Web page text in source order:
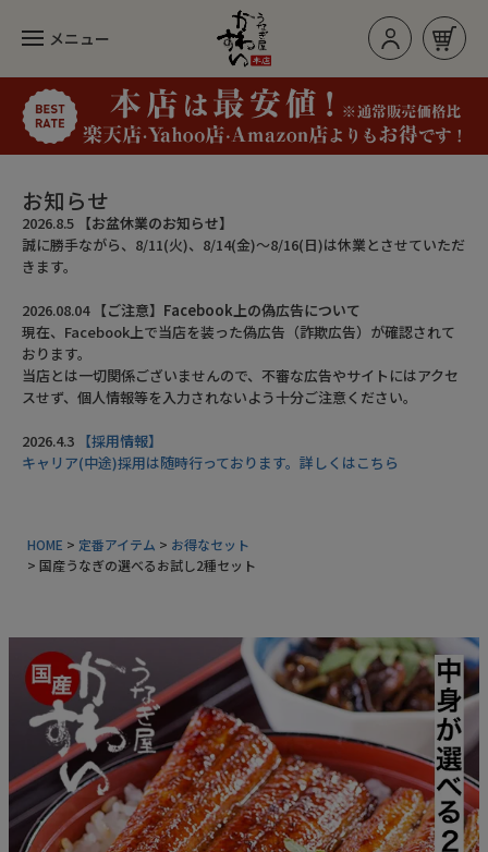
メニュー
お知らせ
2026.8.5 【お盆休業のお知らせ】
誠に勝手ながら、8/11(火)、8/14(金)～8/16(日)は休業とさせていただ
きます。
2026.08.04 【ご注意】Facebook上の偽広告について
現在、Facebook上で当店を装った偽広告（詐欺広告）が確認されて
おります。
当店とは一切関係ございませんので、不審な広告やサイトにはアクセ
スせず、個人情報等を入力されないよう十分ご注意ください。
2026.4.3 【採用情報】
キャリア(中途)採用は随時行っております。詳しくはこちら
HOME 定番アイテム
お得なセット
国産うなぎの選べるお試し2種セット
ログイン/新規登録 お買い物カゴ
カテゴリー
人気のセット
長焼き
きざみうなぎ
ギフトセット
タレ・山椒
業務用商品
特典付きカタログ請求
ふるさと納税